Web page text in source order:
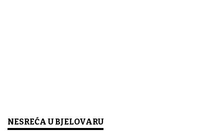
NESREĆA U BJELOVARU